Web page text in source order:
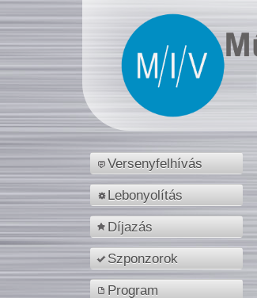
Versenyfelhívás
Lebonyolítás
Díjazás
Szponzorok
Program